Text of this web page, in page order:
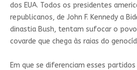
dos EUA. Todos os presidentes
republicanos, de John F. Kennedy a
dinastia Bush, tentam sufocar o
covarde que chega às raias do
Em que se diferenciam esses